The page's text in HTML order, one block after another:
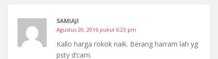
SAMIAJI
Agustus 20, 2016 pukul 6:23 pm
Kallo harga rokok naik. Berang harram lah yg
psty d’carri.